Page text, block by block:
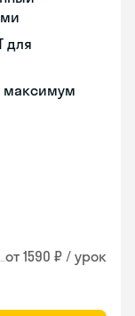
для
максимум
от 1590 ₽ / урок